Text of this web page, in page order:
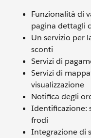
Funzionalità di
pagina dettagli
Un servizio per
sconti
Servizi di
Servizi di
visualizzazione
Notifica degli
Identificazione:
frodi
Integrazione di